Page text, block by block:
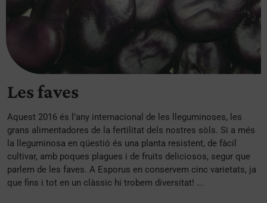
Les faves
Aquest 2016 és l’any internacional de les lleguminoses, les
grans alimentadores de la fertilitat dels nostres sòls. Si a més
la lleguminosa en qüestió és una planta resistent, de fàcil
cultivar, amb poques plagues i de fruits deliciosos, segur que
parlem de les faves. A Esporus en conservem cinc varietats, ja
que fins i tot en un clàssic hi trobem diversitat! ...